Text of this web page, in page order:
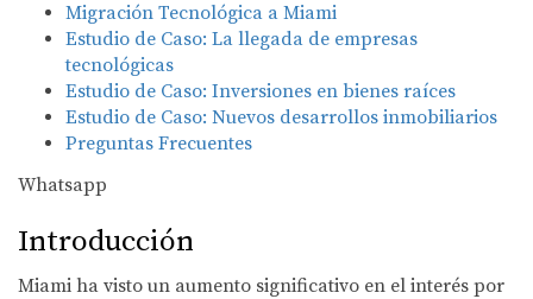
Migración Tecnológica a Miami
Estudio de Caso: La llegada de empresas
tecnológicas
Estudio de Caso: Inversiones en bienes raíces
Estudio de Caso: Nuevos desarrollos inmobiliarios
Preguntas Frecuentes
Whatsapp
Introducción
Miami ha visto un aumento significativo en el interés por